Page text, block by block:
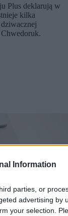
Information
parties, or
advertising by
your selection.
Plus deklarują w
kilka